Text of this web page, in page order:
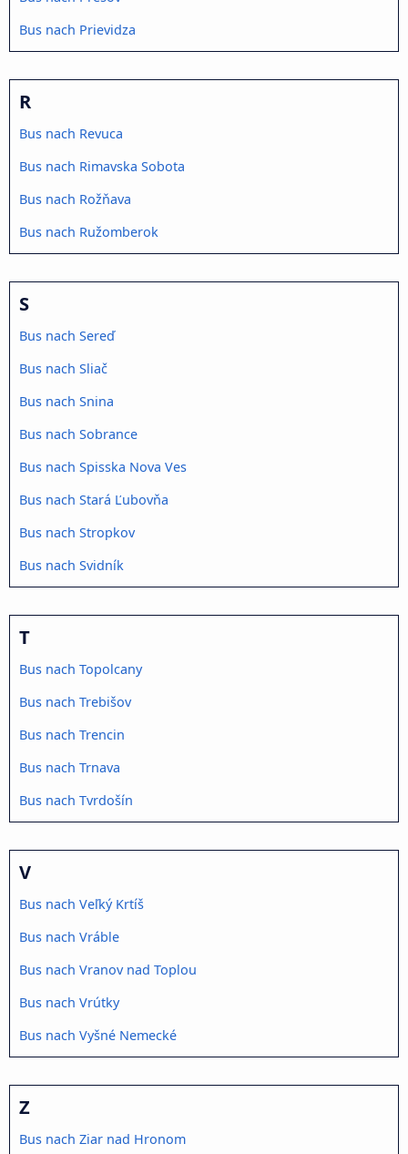
Bus nach Prievidza
R
Bus nach Revuca
Bus nach Rimavska Sobota
Bus nach Rožňava
Bus nach Ružomberok
S
Bus nach Sereď
Bus nach Sliač
Bus nach Snina
Bus nach Sobrance
Bus nach Spisska Nova Ves
Bus nach Stará Ľubovňa
Bus nach Stropkov
Bus nach Svidník
T
Bus nach Topolcany
Bus nach Trebišov
Bus nach Trencin
Bus nach Trnava
Bus nach Tvrdošín
V
Bus nach Veľký Krtíš
Bus nach Vráble
Bus nach Vranov nad Toplou
Bus nach Vrútky
Bus nach Vyšné Nemecké
Z
Bus nach Ziar nad Hronom